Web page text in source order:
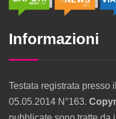
Informazioni
Testata registrata presso
05.05.2014 N°163.